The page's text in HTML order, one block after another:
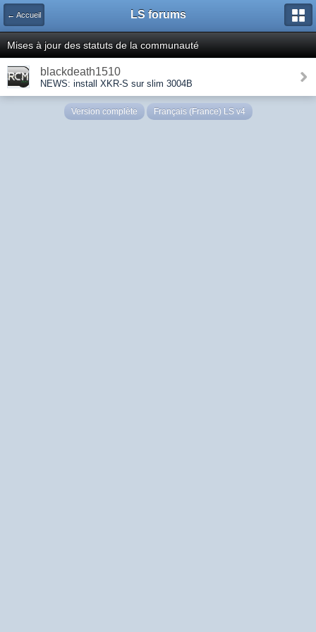
← Accueil LS forums
Mises à jour des statuts de la communauté
blackdeath1510
NEWS: install XKR-S sur slim 3004B
Version complète Français (France) LS v4